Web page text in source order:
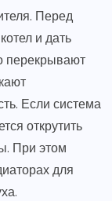
Перед
и дать
перекрывают
Если система
открутить
При этом
для